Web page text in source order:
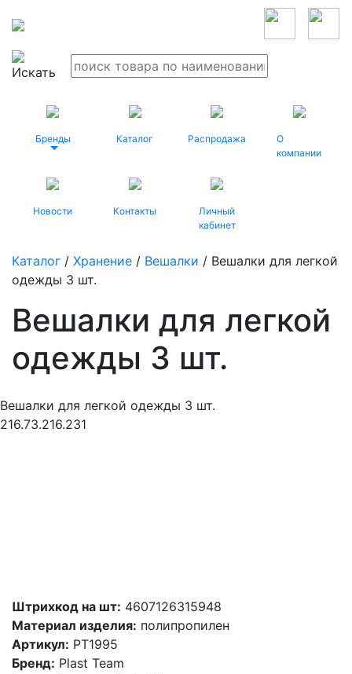
Бренды Каталог Распродажа
О
компании
Новости Контакты
Личный
кабинет
Каталог / Хранение / Вешалки / Вешалки для легкой
одежды 3 шт.
Вешалки для легкой
одежды 3 шт.
Вешалки для легкой одежды 3 шт.
216.73.216.231
Штрихкод на шт: 4607126315948
Материал изделия: полипропилен
Артикул: PT1995
Бренд: Plast Team